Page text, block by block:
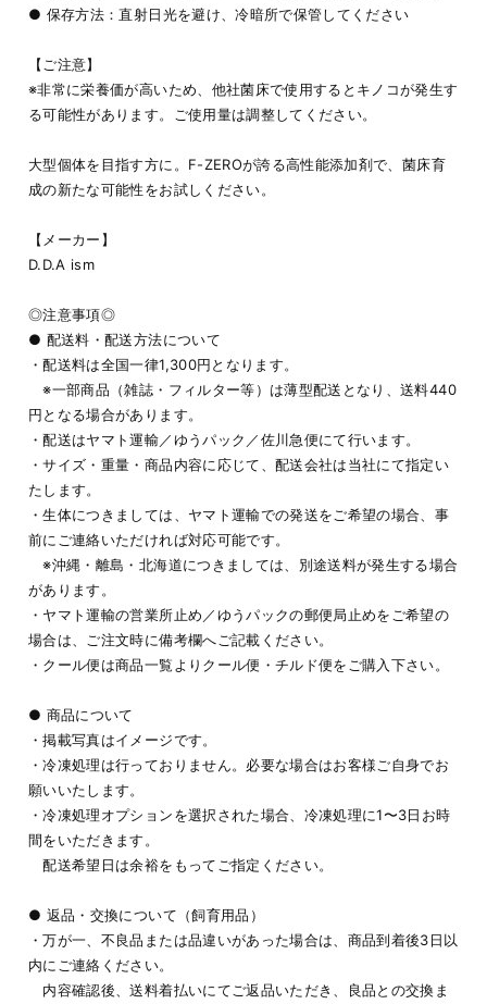
● 保存方法：直射日光を避け、冷暗所で保管してください
【ご注意】
※非常に栄養価が高いため、他社菌床で使用するとキノコが発生す
る可能性があります。ご使用量は調整してください。
大型個体を目指す方に。F-ZEROが誇る高性能添加剤で、菌床育
成の新たな可能性をお試しください。
【メーカー】
D.D.A ism
◎注意事項◎
● 配送料・配送方法について
・配送料は全国一律1,300円となります。
※一部商品（雑誌・フィルター等）は薄型配送となり、送料440
円となる場合があります。
・配送はヤマト運輸／ゆうパック／佐川急便にて行います。
・サイズ・重量・商品内容に応じて、配送会社は当社にて指定い
たします。
・生体につきましては、ヤマト運輸での発送をご希望の場合、事
前にご連絡いただければ対応可能です。
※沖縄・離島・北海道につきましては、別途送料が発生する場合
があります。
・ヤマト運輸の営業所止め／ゆうパックの郵便局止めをご希望の
場合は、ご注文時に備考欄へご記載ください。
・クール便は商品一覧よりクール便・チルド便をご購入下さい。
● 商品について
・掲載写真はイメージです。
・冷凍処理は行っておりません。必要な場合はお客様ご自身でお
願いいたします。
・冷凍処理オプションを選択された場合、冷凍処理に1〜3日お時
間をいただきます。
配送希望日は余裕をもってご指定ください。
● 返品・交換について（飼育用品）
・万が一、不良品または品違いがあった場合は、商品到着後3日以
内にご連絡ください。
内容確認後、送料着払いにてご返品いただき、良品との交換ま